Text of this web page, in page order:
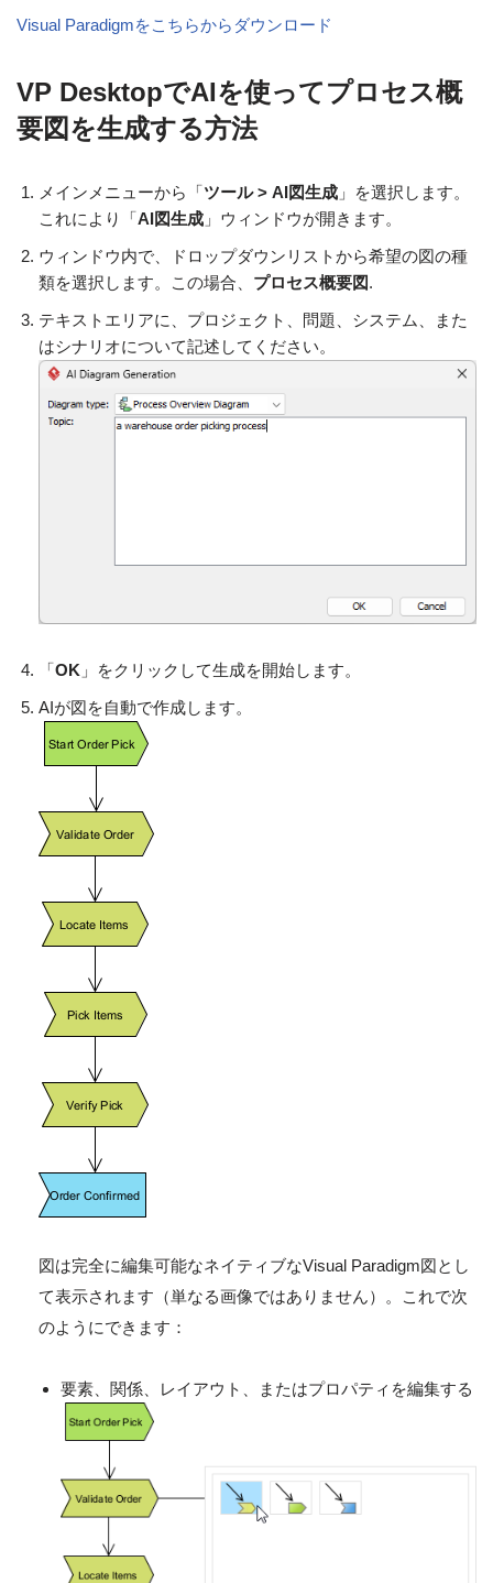
Visual Paradigmをこちらからダウンロード
VP DesktopでAIを使ってプロセス概
要図を生成する方法
メインメニューから「ツール > AI図生成 」を選択します。
これにより「AI図生成 」ウィンドウが開きます。
ウィンドウ内で、ドロップダウンリストから希望の図の種
類を選択します。この場合、 プロセス概要図.
テキストエリアに、プロジェクト、問題、システム、また
はシナリオについて記述してください。
「OK 」をクリックして生成を開始します。
AIが図を自動で作成します。
図は完全に編集可能なネイティブなVisual Paradigm図とし
て表示されます（単なる画像ではありません）。これで次
のようにできます：
要素、関係、レイアウト、またはプロパティを編集する